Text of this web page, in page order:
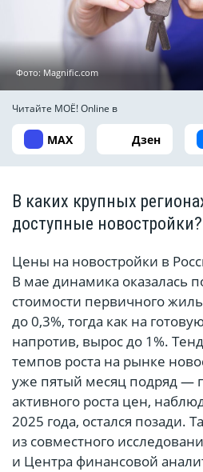
Фото: Мagnific.com
Читайте МОЁ! Online в
MAX Дзен
В каких крупных
доступные новостройки?
Цены на новостройки в
В мае динамика оказалась
стоимости первичного
до 0,3%, тогда как на
напротив, вырос до 1%.
темпов роста на рынке
уже пятый месяц подряд —
активного роста цен,
2025 года, остался позади.
из совместного
и Центра финансовой